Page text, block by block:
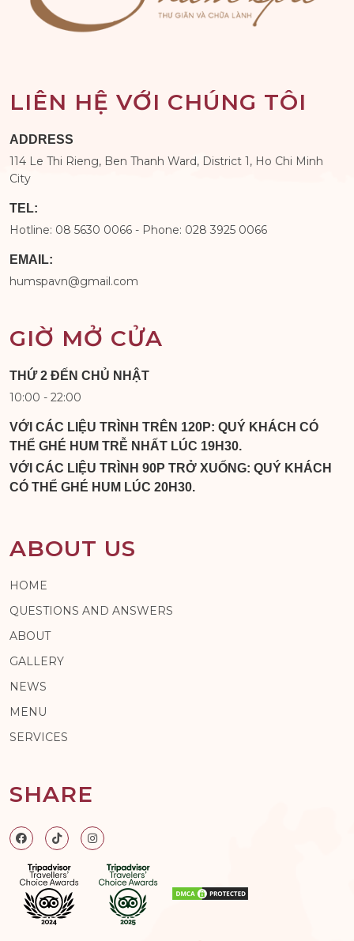
LIÊN HỆ VỚI CHÚNG TÔI
ADDRESS
114 Le Thi Rieng, Ben Thanh Ward, District 1, Ho Chi Minh
City
TEL:
Hotline: 08 5630 0066 - Phone: 028 3925 0066
EMAIL:
humspavn@gmail.com
GIỜ MỞ CỬA
THỨ 2 ĐẾN CHỦ NHẬT
10:00 - 22:00
VỚI CÁC LIỆU TRÌNH TRÊN 120P: QUÝ KHÁCH CÓ
THỂ GHÉ HUM TRỄ NHẤT LÚC 19H30.
VỚI CÁC LIỆU TRÌNH 90P TRỞ XUỐNG: QUÝ KHÁCH
CÓ THỂ GHÉ HUM LÚC 20H30.
ABOUT US
HOME
QUESTIONS AND ANSWERS
ABOUT
GALLERY
NEWS
MENU
SERVICES
SHARE